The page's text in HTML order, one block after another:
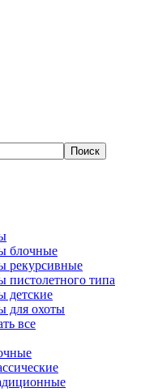
блочные
рекурсивные
пистолетного типа
детские
для охоты
все